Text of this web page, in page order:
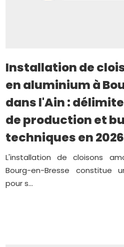
Installation de
en aluminium à
dans l'Ain :
de production et
techniques en 2026
L'installation de cloisons
Bourg-en-Bresse constitue
pour s...